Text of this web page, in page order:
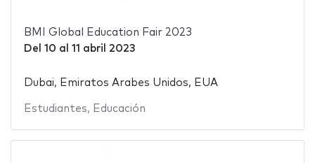
BMI Global Education Fair 2023
Del 10 al 11 abril 2023
Dubai, Emiratos Arabes Unidos, EUA
Estudiantes, Educación